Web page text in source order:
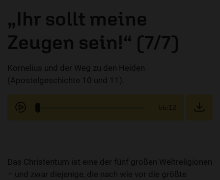
„Ihr sollt meine
Zeugen sein!“ (7/7)
Kornelius und der Weg zu den Heiden
(Apostelgeschichte 10 und 11).
55:12
Das Christentum ist eine der fünf großen Weltreligionen
– und zwar diejenige, die nach wie vor die größte